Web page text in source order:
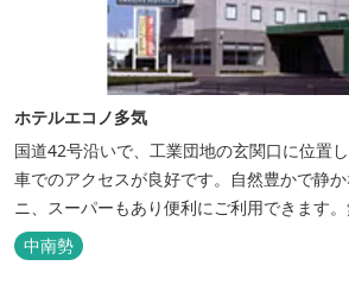
ホテルエコノ多気
国道42号沿いで、工業団地の玄関口に位置
車でのアクセスが良好です。自然豊かで静
ニ、スーパーもあり便利にご利用できます
ス)、大型無料駐車場も完備。
中南勢